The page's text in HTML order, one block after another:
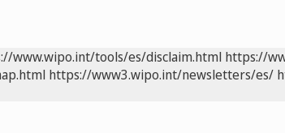
www.wipo.int/tools/es/disclaim.html https://
https://www3.wipo.int/newsletters/es/